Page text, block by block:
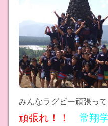
みんなラグビー頑張っ
頑張れ！！ 常翔